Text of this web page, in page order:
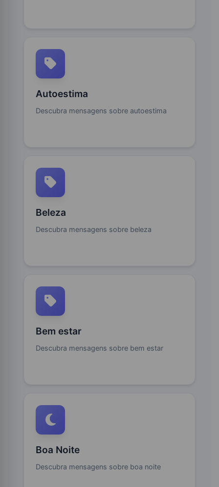
Autoestima
Descubra mensagens sobre autoestima
Beleza
Descubra mensagens sobre beleza
Bem estar
Descubra mensagens sobre bem estar
Boa Noite
Descubra mensagens sobre boa noite